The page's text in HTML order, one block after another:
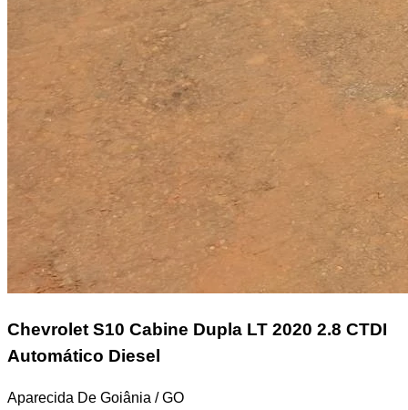
Chevrolet S10 Cabine Dupla LT 2020 2.8 CTDI
Automático Diesel
Aparecida De Goiânia / GO